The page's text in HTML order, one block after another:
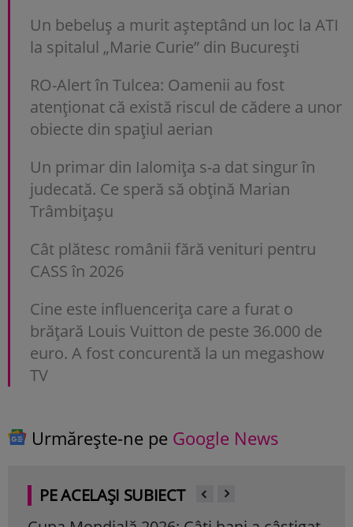
Un bebeluș a murit așteptând un loc la ATI
la spitalul „Marie Curie” din București
RO-Alert în Tulcea: Oamenii au fost
atenționat că există riscul de cădere a unor
obiecte din spațiul aerian
Un primar din Ialomița s-a dat singur în
judecată. Ce speră să obțină Marian
Trâmbițașu
Cât plătesc românii fără venituri pentru
CASS în 2026
Cine este influencerița care a furat o
brățară Louis Vuitton de peste 36.000 de
euro. A fost concurentă la un megashow
TV
Urmărește-ne pe Google News
PE ACELAȘI SUBIECT